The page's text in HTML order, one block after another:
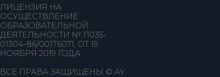
ЛИЦЕНЗИЯ НА
ОСУЩЕСТВЛЕНИЕ
ОБРАЗОВАТЕЛЬНОЙ
ДЕЯТЕЛЬНОСТИ № Л035-
01304-86/00176071, ОТ 19
НОЯБРЯ 2019 ГОДА
ВСЕ ПРАВА ЗАЩИЩЕНЫ © АУ